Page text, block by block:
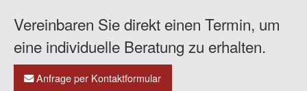
Vereinbaren Sie direkt einen Termin, um
eine individuelle Beratung zu erhalten.
Anfrage per Kontaktformular